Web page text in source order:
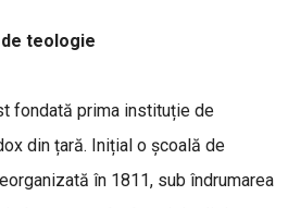
teologie
fondată prima instituție de
din țară. Inițial o școală de
în 1811, sub îndrumarea